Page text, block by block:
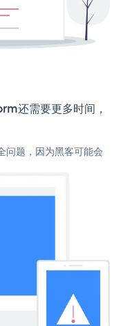
还需要更多时间，
问题，因为黑客可能会